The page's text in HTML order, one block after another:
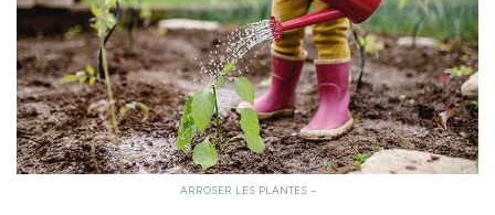
ARROSER LES PLANTES –